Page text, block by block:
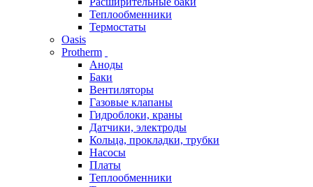
Теплообменники
Термостаты
Oasis
Protherm
Аноды
Баки
Вентиляторы
Газовые клапаны
Гидроблоки, краны
Датчики, электроды
Кольца, прокладки, трубки
Насосы
Платы
Теплообменники